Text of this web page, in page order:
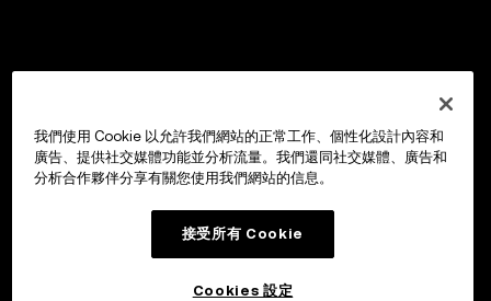
我們使用 Cookie 以允許我們網站的正常工作、個性化設計內容和
廣告、提供社交媒體功能並分析流量。我們還同社交媒體、廣告和
分析合作夥伴分享有關您使用我們網站的信息。
接受所有 Cookie
Cookies 設定